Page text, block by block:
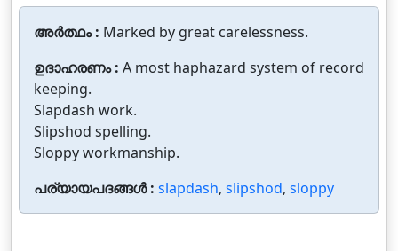
അർത്ഥം : Marked by great carelessness.
ഉദാഹരണം : A most haphazard system of record
keeping.
Slapdash work.
Slipshod spelling.
Sloppy workmanship.
പര്യായപദങ്ങൾ : slapdash, slipshod, sloppy